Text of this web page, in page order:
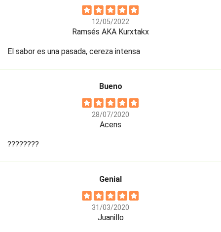
12/05/2022
Ramsés AKA Kurxtakx
El sabor es una pasada, cereza intensa
Bueno
28/07/2020
Acens
????????
Genial
31/03/2020
Juanillo